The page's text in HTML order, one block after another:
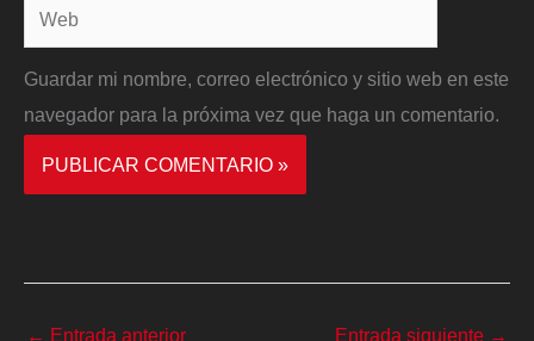
Web
Guardar mi nombre, correo electrónico y sitio web en este
navegador para la próxima vez que haga un comentario.
← Entrada anterior Entrada siguiente →